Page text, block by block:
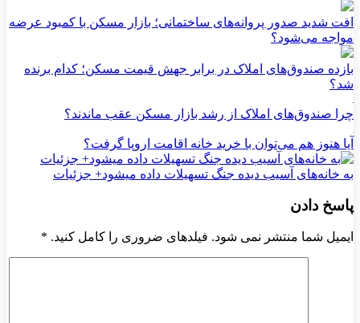
افت شدید صدور پروانه‌های ساختمانی؛ بازار مسکن با کمبود عرضه
مواجه می‌شود؟
بازده صندوق‌های املاک در برابر جهش قیمت مسکن؛ کدام برنده
شد؟
چرا صندوق‌های املاک از رشد بازار مسکن عقب ماندند؟
آیا هنوز هم می‌توان با خرید خانه اقامت اروپا گرفت؟
به خانه‌های آسیب دیده جنگ تسهیلات داده میشود+ جزئیات
پاسخ دادن
ایمیل شما منتشر نمی شود. فیلدهای ضروری را کامل کنید. *